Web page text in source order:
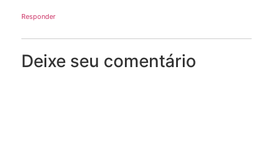
Responder
Deixe seu comentário